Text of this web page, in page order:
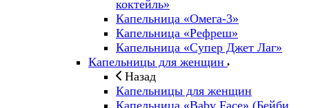
коктейль»
Капельница «Омега-3»
Капельница «Рефреш»
Капельница «Супер Джет Лаг»
Капельницы для женщин
Назад
Капельницы для женщин
Капельница «Baby Face» (Бейби